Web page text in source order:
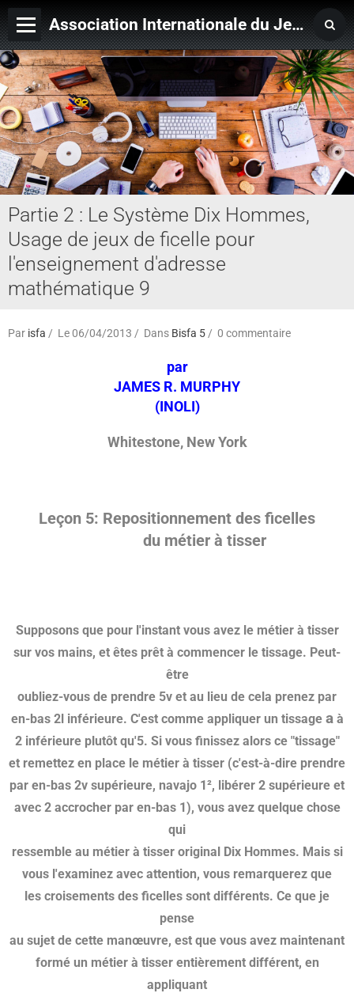
Association Internationale du Jeu de Ficelle
Page d'accueil
Derniers ajouts
Partie 2 : Le Système Dix Hommes,
Usage de jeux de ficelle pour
l'enseignement d'adresse
mathématique 9
Par isfa Le 06/04/2013 Dans Bisfa 5 0 commentaire
par
JAMES R. MURPHY
(INOLI)
Whitestone, New York
Leçon 5: Repositionnement des ficelles
du métier à tisser
Supposons que pour l'instant vous avez le métier à tisser
sur vos mains, et êtes prêt à commencer le tissage. Peut-
être
oubliez-vous de prendre 5v et au lieu de cela prenez par
en-bas 2l inférieure. C'est comme appliquer un tissage aà
2 inférieure plutôt qu'5. Si vous finissez alors ce "tissage"
et remettez en place le métier à tisser (c'est-à-dire prendre
par en-bas 2v supérieure, navajo 1², libérer 2 supérieure et
avec 2 accrocher par en-bas 1), vous avez quelque chose
qui
ressemble au métier à tisser original Dix Hommes. Mais si
vous l'examinez avec attention, vous remarquerez que
les croisements des ficelles sont différents. Ce que je
pense
au sujet de cette manœuvre, est que vous avez maintenant
formé un métier à tisser entièrement différent, en
appliquant